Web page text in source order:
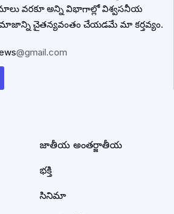
వరకూ అన్ని విభాగాల్లో విశ్వసనీయ
చైతన్యవంతం చేయడమే మా కర్తవ్యం.
@gmail.com
జాతీయ అంతర్జాతీయ
భక్తి
సినిమా